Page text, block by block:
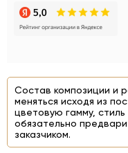
Состав композиции и
меняться исходя из
цветовую гамму,
обязательно
заказчиком.